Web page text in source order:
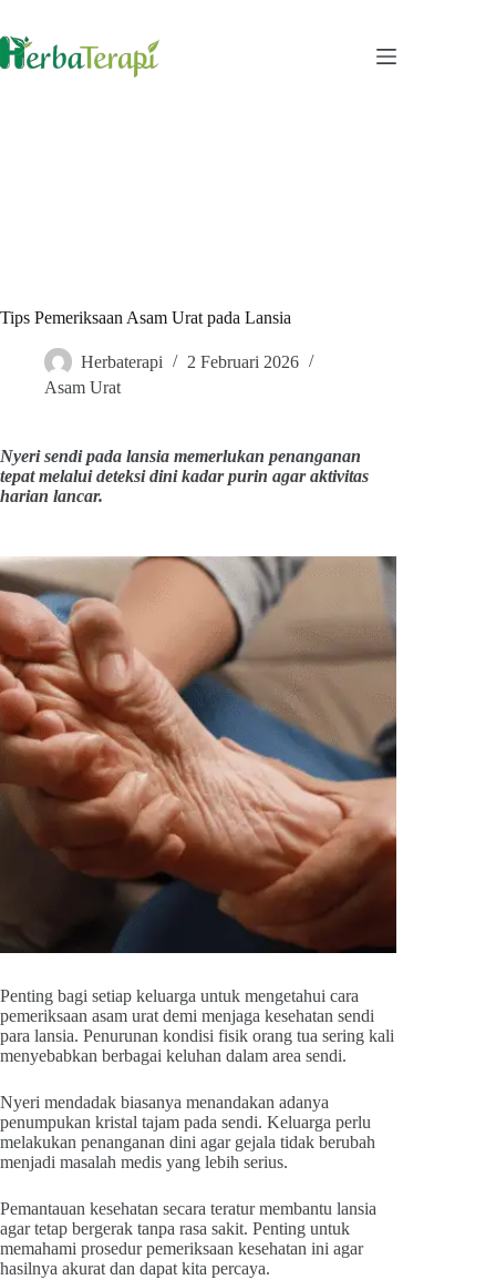
content
Tips Pemeriksaan Asam Urat pada Lansia
Herbaterapi
2 Februari 2026
Asam Urat
Nyeri sendi pada lansia memerlukan penanganan
tepat melalui deteksi dini kadar purin agar aktivitas
harian lancar.
Penting bagi setiap keluarga untuk mengetahui cara
pemeriksaan asam urat demi menjaga kesehatan sendi
para lansia. Penurunan kondisi fisik orang tua sering kali
menyebabkan berbagai keluhan dalam area sendi.
Nyeri mendadak biasanya menandakan adanya
penumpukan kristal tajam pada sendi. Keluarga perlu
melakukan penanganan dini agar gejala tidak berubah
menjadi masalah medis yang lebih serius.
Pemantauan kesehatan secara teratur membantu lansia
agar tetap bergerak tanpa rasa sakit. Penting untuk
memahami prosedur pemeriksaan kesehatan ini agar
hasilnya akurat dan dapat kita percaya.